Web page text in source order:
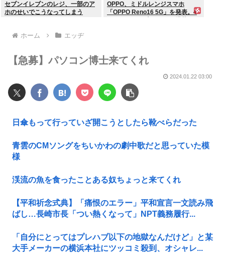
セブンイレブンのレジ、一部のア
ホのせいでこうなってしまう
OPPO、ミドルレンジスマホ
「OPPO Reno16 5G」を発表。4
ホーム エッヂ
【急募】パソコン博士来てくれ
2024.01.22 03:00
日傘もって行っていざ開こうとしたら靴べらだった
青雲のCMソングをちいかわの劇中歌だと思っていた模
様
渓流の魚を食ったことある奴ちょっと来てくれ
【平和祈念式典】「痛恨のエラー」平和宣言一文読み飛
ばし…長崎市長「つい熱くなって」NPT義務履行...
「自分にとってはプレハブ以下の地獄なんだけど」と某
大手メーカーの横浜本社にツッコミ殺到、オシャレ...